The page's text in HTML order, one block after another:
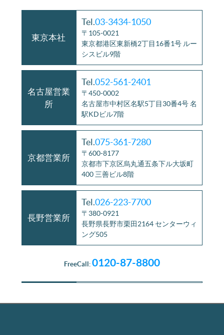
東京本社
Tel.03-3434-1050
〒105-0021
東京都港区東新橋2丁目16番1号 ルー
シスビル9階
名古屋営業
所
Tel.052-561-2401
〒450-0002
名古屋市中村区名駅5丁目30番4号 名
駅KDビル7階
京都営業所
Tel.075-361-7280
〒600-8177
京都市下京区烏丸通五条下ル大坂町
400 三善ビル8階
長野営業所
Tel.026-223-7700
〒380-0921
長野県長野市栗田2164 センターウィ
ング505
FreeCall: 0120-87-8800